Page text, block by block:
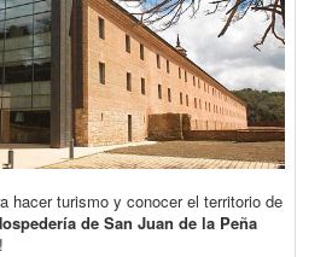
hacer turismo y conocer el territorio de
de San Juan de la Peña